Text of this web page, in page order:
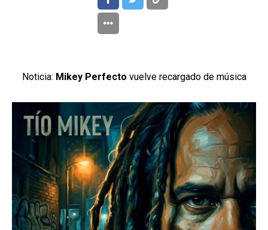
Noticia: Mikey Perfecto vuelve recargado de música